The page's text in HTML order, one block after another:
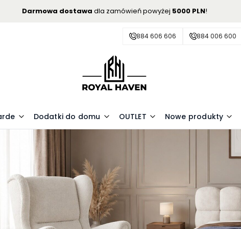
Darmowa dostawa dla zamówień powyżej 5000 PLN!
884 606 606 884 006 600
Dodatki do domu OUTLET Nowe produkty